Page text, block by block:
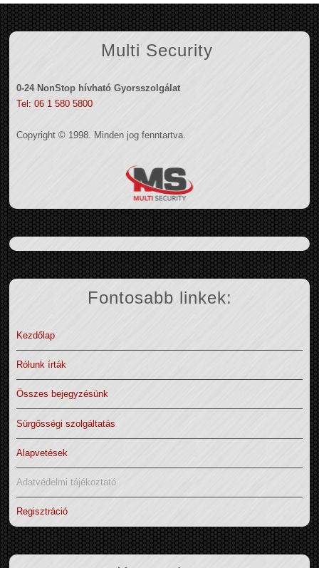
Multi Security
0-24 NonStop hívható Gyorsszolgálat
Tel: 06 1 580 5800
Copyright © 1998. Minden jog fenntartva.
Fontosabb linkek:
Kezdőlap
Rólunk írták
Összes bejegyzésünk
Sürgősségi szolgáltatás
Alapvetések
Adatvédelmi tájékoztató
Regisztráció